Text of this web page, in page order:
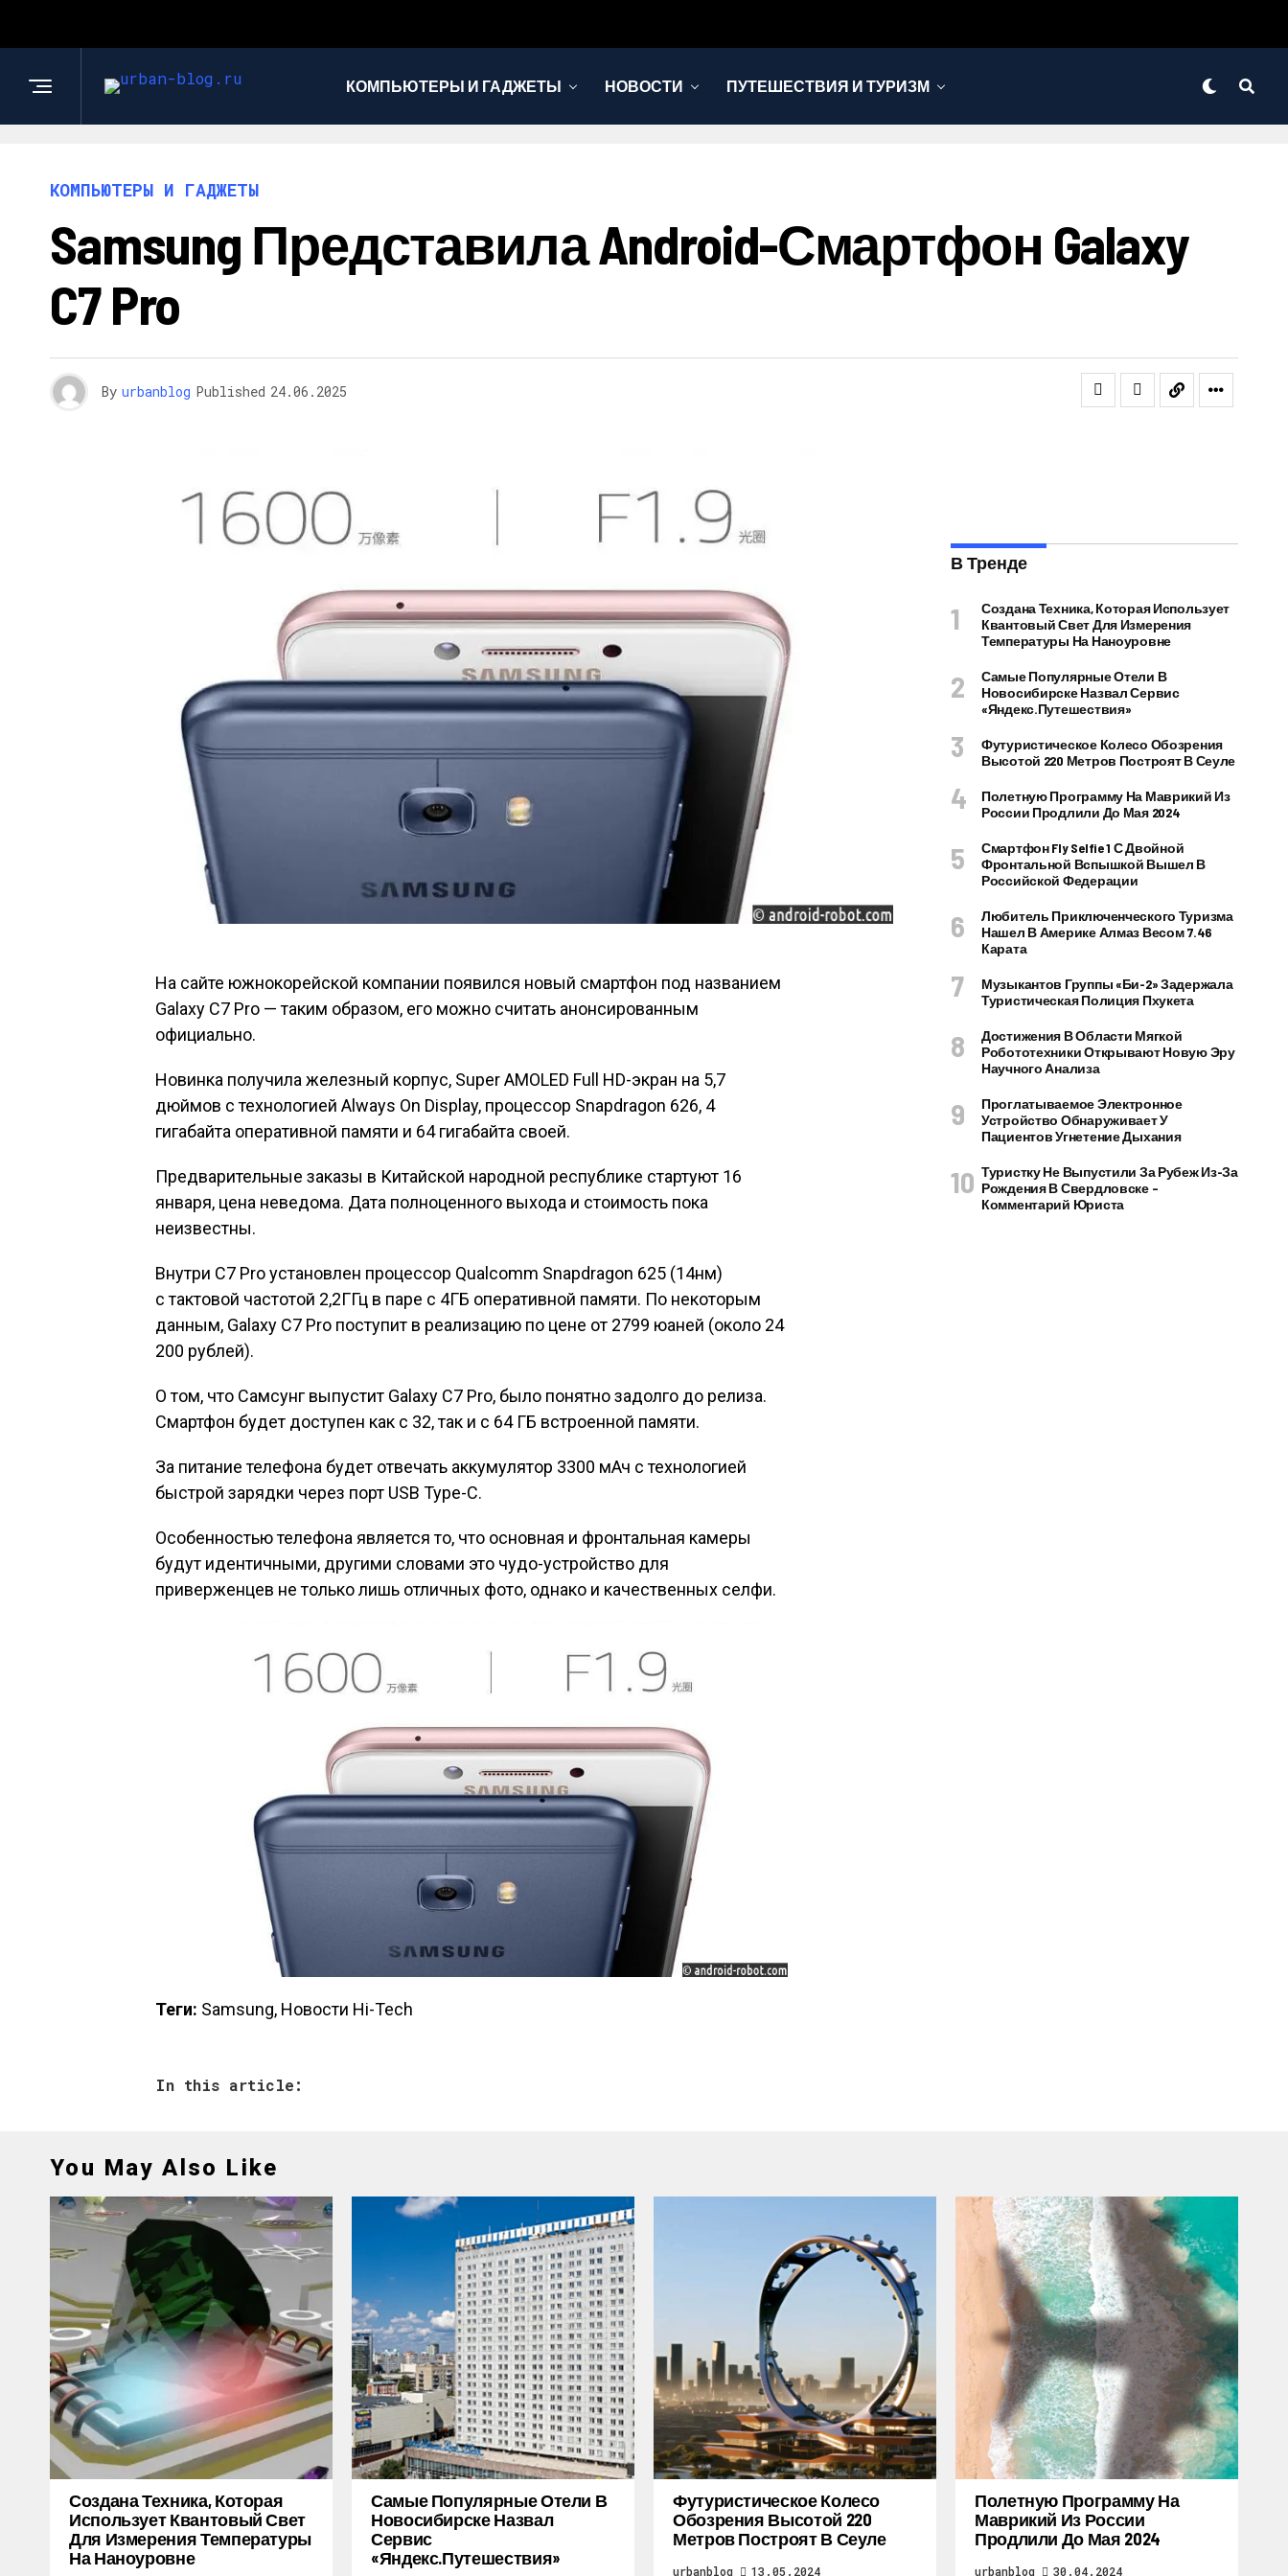
КОМПЬЮТЕРЫ И ГАДЖЕТЫ НОВОСТИ ПУТЕШЕСТВИЯ И ТУРИЗМ
КОМПЬЮТЕРЫ И ГАДЖЕТЫ
Samsung Представила Android-Смартфон Galaxy
C7 Pro
By urbanblog Published 24.06.2025
На сайте южнокорейской компании появился новый смартфон под названием
Galaxy C7 Pro — таким образом, его можно считать анонсированным
официально.
Новинка получила железный корпус, Super AMOLED Full HD-экран на 5,7
дюймов с технологией Always On Display, процессор Snapdragon 626, 4
гигабайта оперативной памяти и 64 гигабайта своей.
Предварительные заказы в Китайской народной республике стартуют 16
января, цена неведома. Дата полноценного выхода и стоимость пока
неизвестны.
Внутри C7 Pro установлен процессор Qualcomm Snapdragon 625 (14нм)
с тактовой частотой 2,2ГГц в паре с 4ГБ оперативной памяти. По некоторым
данным, Galaxy C7 Pro поступит в реализацию по цене от 2799 юаней (около 24
200 рублей).
О том, что Самсунг выпустит Galaxy C7 Pro, было понятно задолго до релиза.
Смартфон будет доступен как с 32, так и с 64 ГБ встроенной памяти.
За питание телефона будет отвечать аккумулятор 3300 мАч с технологией
быстрой зарядки через порт USB Type-C.
Особенностью телефона является то, что основная и фронтальная камеры
будут идентичными, другими словами это чудо-устройство для
приверженцев не только лишь отличных фото, однако и качественных селфи.
Теги: Samsung, Новости Hi-Tech
In this article:
В Тренде
Создана Техника, Которая Использует
Квантовый Свет Для Измерения
Температуры На Наноуровне
Самые Популярные Отели В
Новосибирске Назвал Сервис
«Яндекс.Путешествия»
Футуристическое Колесо Обозрения
Высотой 220 Метров Построят В Сеуле
Полетную Программу На Маврикий Из
России Продлили До Мая 2024
Смартфон Fly Selfie 1 С Двойной
Фронтальной Вспышкой Вышел В
Российской Федерации
Любитель Приключенческого Туризма
Нашел В Америке Алмаз Весом 7.46
Карата
Музыкантов Группы «Би-2» Задержала
Туристическая Полиция Пхукета
Достижения В Области Мягкой
Робототехники Открывают Новую Эру
Научного Анализа
Проглатываемое Электронное
Устройство Обнаруживает У
Пациентов Угнетение Дыхания
Туристку Не Выпустили За Рубеж Из-За
Рождения В Свердловске –
Комментарий Юриста
You May Also Like
Создана Техника, Которая
Использует Квантовый Свет
Для Измерения Температуры
На Наноуровне
Самые Популярные Отели В
Новосибирске Назвал
Сервис
«Яндекс.Путешествия»
Футуристическое Колесо
Обозрения Высотой 220
Метров Построят В Сеуле
urbanblog 13.05.2024
Полетную Программу На
Маврикий Из России
Продлили До Мая 2024
urbanblog 30.04.2024